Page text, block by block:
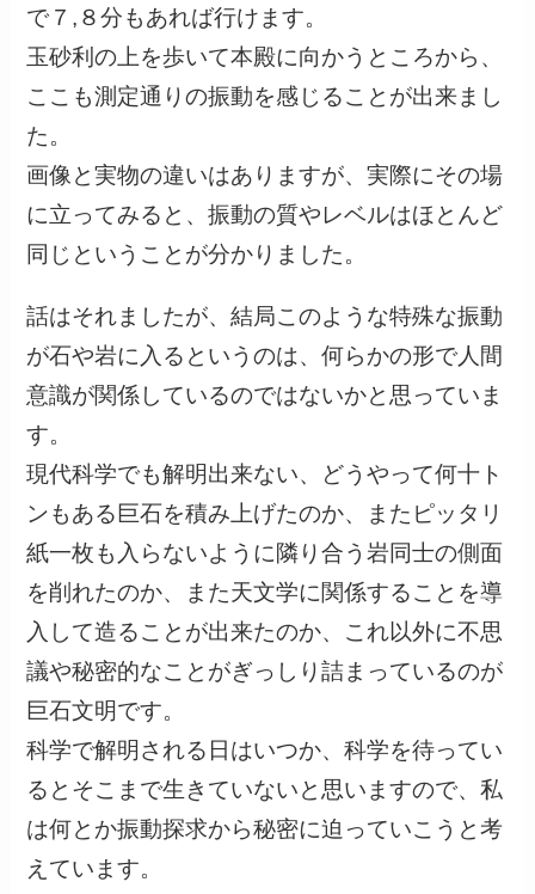
で７,８分もあれば行けます。
玉砂利の上を歩いて本殿に向かうところから、
ここも測定通りの振動を感じることが出来まし
た。
画像と実物の違いはありますが、実際にその場
に立ってみると、振動の質やレベルはほとんど
同じということが分かりました。
話はそれましたが、結局このような特殊な振動
が石や岩に入るというのは、何らかの形で人間
意識が関係しているのではないかと思っていま
す。
現代科学でも解明出来ない、どうやって何十ト
ンもある巨石を積み上げたのか、またピッタリ
紙一枚も入らないように隣り合う岩同士の側面
を削れたのか、また天文学に関係することを導
入して造ることが出来たのか、これ以外に不思
議や秘密的なことがぎっしり詰まっているのが
巨石文明です。
科学で解明される日はいつか、科学を待ってい
るとそこまで生きていないと思いますので、私
は何とか振動探求から秘密に迫っていこうと考
えています。